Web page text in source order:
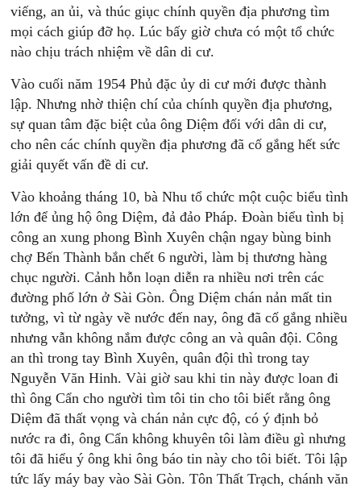
viếng, an ủi, và thúc giục chính quyền địa phương tìm
mọi cách giúp đỡ họ. Lúc bấy giờ chưa có một tổ chức
nào chịu trách nhiệm về dân di cư.
Vào cuối năm 1954 Phủ đặc ủy di cư mới được thành
lập. Nhưng nhờ thiện chí của chính quyền địa phương,
sự quan tâm đặc biệt của ông Diệm đối với dân di cư,
cho nên các chính quyền địa phương đã cố gắng hết sức
giải quyết vấn đề di cư.
Vào khoảng tháng 10, bà Nhu tổ chức một cuộc biểu tình
lớn để ủng hộ ông Diệm, đả đảo Pháp. Đoàn biểu tình bị
công an xung phong Bình Xuyên chận ngay bùng binh
chợ Bến Thành bắn chết 6 người, làm bị thương hàng
chục người. Cảnh hỗn loạn diễn ra nhiều nơi trên các
đường phố lớn ở Sài Gòn. Ông Diệm chán nản mất tin
tưởng, vì từ ngày về nước đến nay, ông đã cố gắng nhiều
nhưng vẫn không nắm được công an và quân đội. Công
an thì trong tay Bình Xuyên, quân đội thì trong tay
Nguyễn Văn Hinh. Vài giờ sau khi tin này được loan đi
thì ông Cẩn cho người tìm tôi tin cho tôi biết rằng ông
Diệm đã thất vọng và chán nản cực độ, có ý định bỏ
nước ra đi, ông Cẩn không khuyên tôi làm điều gì nhưng
tôi đã hiểu ý ông khi ông báo tin này cho tôi biết. Tôi lập
tức lấy máy bay vào Sài Gòn. Tôn Thất Trạch, chánh văn